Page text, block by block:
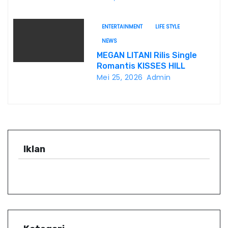
ENTERTAINMENT
LIFE STYLE
NEWS
MEGAN LITANI Rilis Single
Romantis KISSES HILL
Mei 25, 2026 Admin
Iklan